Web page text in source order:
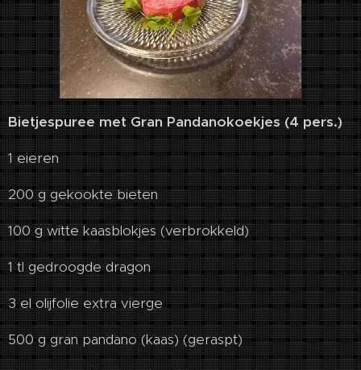
Bietjespuree met Gran Pandanokoekjes (4 pers.)
1 eieren
200 g gekookte bieten
100 g witte kaasblokjes (verbrokkeld)
1 tl gedroogde dragon
3 el olijfolie extra vierge
500 g gran pandano (kaas) (geraspt)